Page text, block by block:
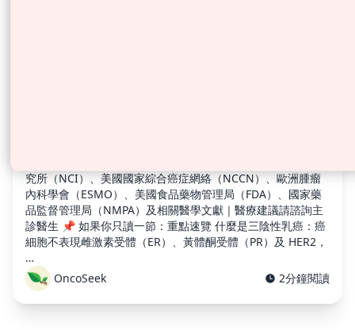
究所（NCI）、美國國家綜合癌症網絡（NCCN）、歐洲腫瘤
內科學會（ESMO）、美國食品藥物管理局（FDA）、國家藥
品監督管理局（NMPA）及相關醫學文獻｜醫療建議請諮詢主
診醫生 📌 如果你只讀一節：重點速覽 什麼是三陰性乳癌：癌
細胞不表現雌激素受體（ER）、黃體酮受體（PR）及 HER2，
…
OncoSeek
2分鐘閱讀